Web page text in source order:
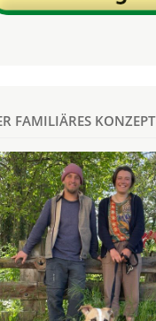
FAMILIÄRES KONZEPT